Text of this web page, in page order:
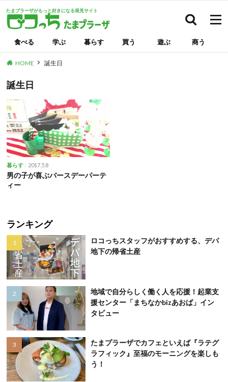
たまプラーザがもっと好きになる発見サイト
食べる 学ぶ 暮らす 買う 遊ぶ 商う
HOME 誕生日
誕生日
暮らす 2017.5.8
男の子が喜ぶバースデーパーテ
ィー
ランキング
ロコっちスタッフがおすすめする、デパ
地下の帰省土産
地域で自分らしく働く人を応援！起業支
援センター「まちなかbizあおば」イン
タビュー
たまプラーザでカフェといえば『ラテグ
ラフィック』至福のモーニングを楽しも
う！